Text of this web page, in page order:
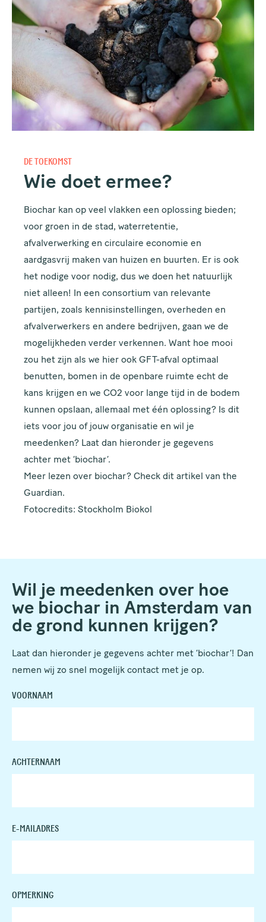
DE TOEKOMST
Wie doet ermee?
Biochar kan op veel vlakken een oplossing bieden;
voor groen in de stad, waterretentie,
afvalverwerking en circulaire economie en
aardgasvrij maken van huizen en buurten. Er is ook
het nodige voor nodig, dus we doen het natuurlijk
niet alleen! In een consortium van relevante
partijen, zoals kennisinstellingen, overheden en
afvalverwerkers en andere bedrijven, gaan we de
mogelijkheden verder verkennen. Want hoe mooi
zou het zijn als we hier ook GFT-afval optimaal
benutten, bomen in de openbare ruimte echt de
kans krijgen en we CO2 voor lange tijd in de bodem
kunnen opslaan, allemaal met één oplossing? Is dit
iets voor jou of jouw organisatie en wil je
meedenken? Laat dan hieronder je gegevens
achter met ‘biochar’.
Meer lezen over biochar? Check dit artikel vanthe
Guardian.
Fotocredits: Stockholm Biokol
Wil je meedenken over hoe
we biochar in Amsterdam van
de grond kunnen krijgen?
Laat dan hieronder je gegevens achter met ‘biochar’! Dan
nemen wij zo snel mogelijk contact met je op.
VOORNAAM
ACHTERNAAM
E-MAILADRES
OPMERKING